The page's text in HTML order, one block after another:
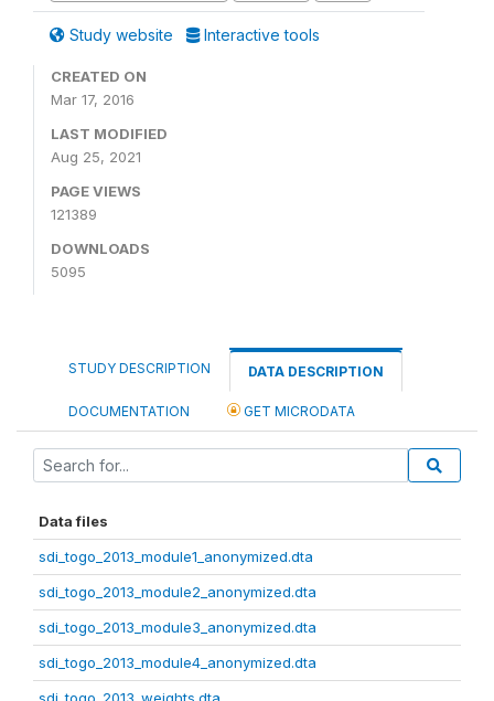
Study website Interactive tools
CREATED ON
Mar 17, 2016
LAST MODIFIED
Aug 25, 2021
PAGE VIEWS
121389
DOWNLOADS
5095
STUDY DESCRIPTION DATA DESCRIPTION
DOCUMENTATION GET MICRODATA
Data files
sdi_togo_2013_module1_anonymized.dta
sdi_togo_2013_module2_anonymized.dta
sdi_togo_2013_module3_anonymized.dta
sdi_togo_2013_module4_anonymized.dta